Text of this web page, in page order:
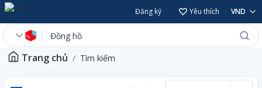
Đăng ký Yêu thích VND
Trang chủ Tìm kiếm